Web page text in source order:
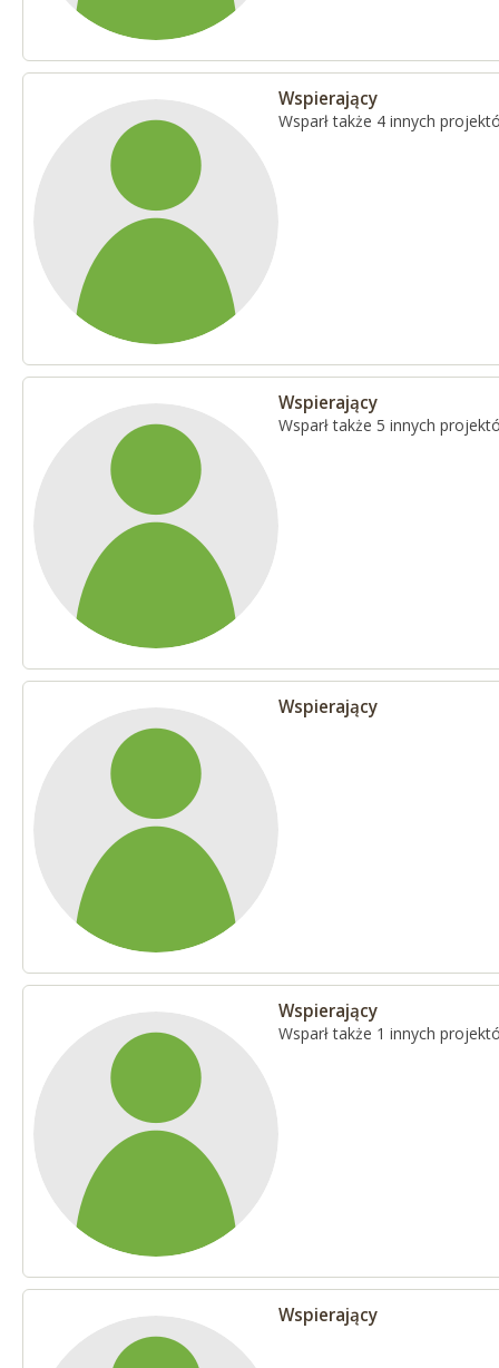
Wspierający
Wsparł także 4 innych
Wspierający
Wsparł także 5 innych
Wspierający
Wspierający
Wsparł także 1 innych
Wspierający